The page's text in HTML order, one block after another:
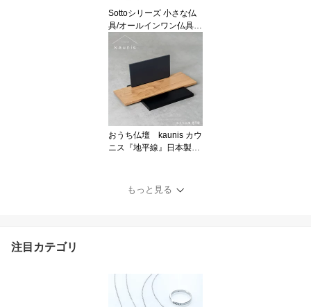
Sottoシリーズ 小さな仏
具/オールインワン仏具：
三具足と花器がひとつに
なったポタリン 3カラー
から選べます
おうち仏壇 kaunis カウ
ニス『地平線』日本製
もっと見る
注目カテゴリ